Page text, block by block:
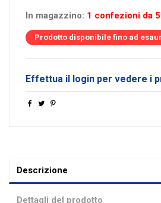
In magazzino: 1 confezioni da
Prodotto disponibile fino ad
Effettua il login per vedere i
Descrizione
Dettagli del prodotto